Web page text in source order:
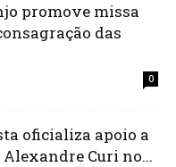
promove missa
das
0
oficializa apoio a
Alexandre Curi no...